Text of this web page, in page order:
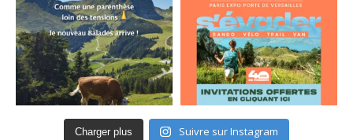
Charger plus Suivre sur Instagram